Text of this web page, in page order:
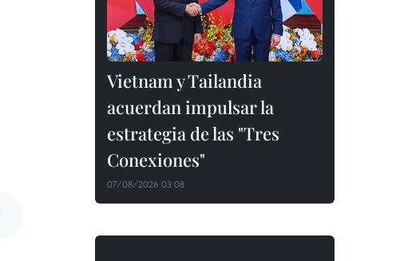
Vietnam y Tailandia
acuerdan impulsar la
estrategia de las "Tres
Conexiones"
07/08/2026 03:08